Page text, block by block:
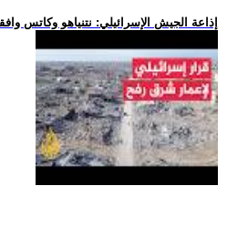
.. إذاعة الجيش الإسرائيلي: نتنياهو وكاتس